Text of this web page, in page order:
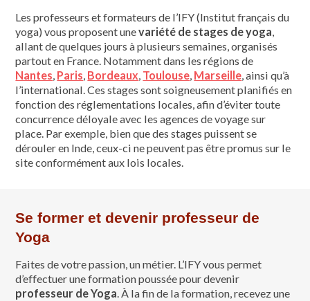
Les professeurs et formateurs de l’IFY (Institut français du
yoga) vous proposent unevariété de stages de yoga
allant de quelques jours à plusieurs semaines, organisés
partout en France. Notamment dans les régions de
Nantes Paris Bordeaux Toulouse Marseille , ainsi qu’à
l’international. Ces stages sont soigneusement planifiés en
fonction des réglementations locales, afin d’éviter toute
concurrence déloyale avec les agences de voyage sur
place. Par exemple, bien que des stages puissent se
dérouler en Inde, ceux-ci ne peuvent pas être promus sur le
site conformément aux lois locales.
Se former et devenir professeur de
Yoga
Faites de votre passion, un métier. L’IFY vous permet
d’effectuer une formation poussée pour devenir
professeur de Yoga . À la fin de la formation, recevez une